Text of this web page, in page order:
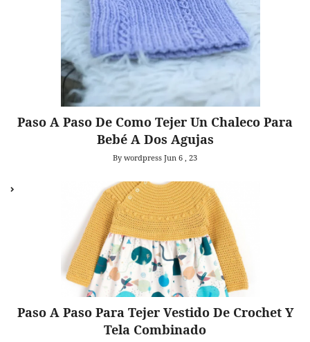
Paso A Paso De Como Tejer Un Chaleco Para
Bebé A Dos Agujas
By wordpress Jun 6 , 23
Paso A Paso Para Tejer Vestido De Crochet Y
Tela Combinado